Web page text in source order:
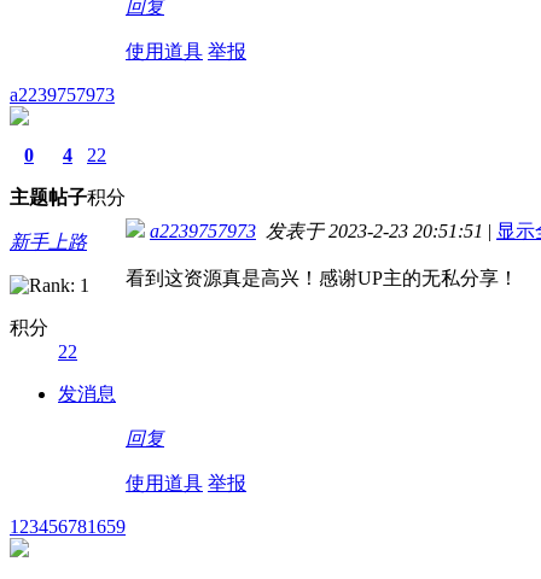
回复
使用道具 举报
a2239757973
0
主题
4
帖子
22
积分
新手上路
积分
22
发消息
a2239757973 发表于 2023-2-23 20:51:51 | 显示
看到这资源真是高兴！感谢UP主的无私分享！
回复
使用道具 举报
123456781659